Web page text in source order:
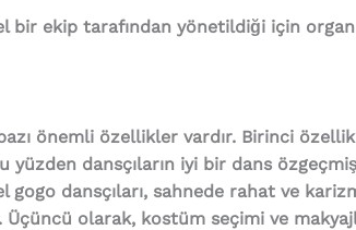
bir ekip tarafından yönetildiği için
önemli özellikler vardır. Birinci
dansçıların iyi bir dans
dansçıları, sahnede rahat ve
olarak, kostüm seçimi ve